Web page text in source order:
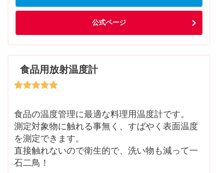
公式ページ
食品用放射温度計
食品の温度管理に最適な料理用温度計です。
測定対象物に触れる事無く、すばやく表面温度
を測定できます。
直接触れないので衛生的で、洗い物も減って一
石二鳥！